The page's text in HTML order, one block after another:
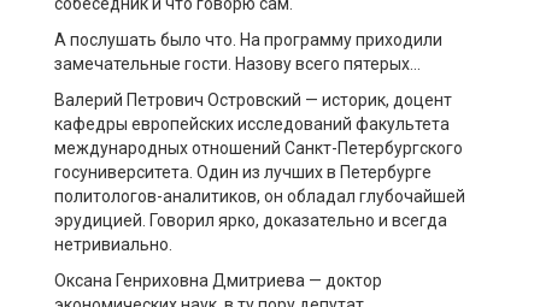
собеседник и что говорю сам.
А послушать было что. На программу приходили
замечательные гости. Назову всего пятерых…
Валерий Петрович Островский — историк, доцент
кафедры европейских исследований факультета
международных отношений Санкт-Петербургского
госуниверситета. Один из лучших в Петербурге
политологов-аналитиков, он обладал глубочайшей
эрудицией. Говорил ярко, доказательно и всегда
нетривиально.
Оксана Генриховна Дмитриева — доктор